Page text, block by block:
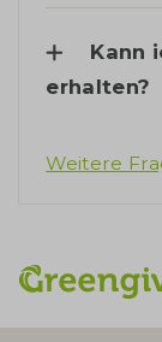
Kann
erhalten?
Weitere